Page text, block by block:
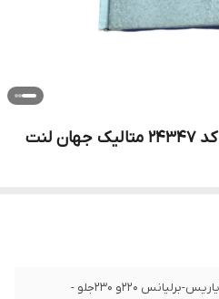
تویوتا یاریس-برلیانس 220و 230جلو -